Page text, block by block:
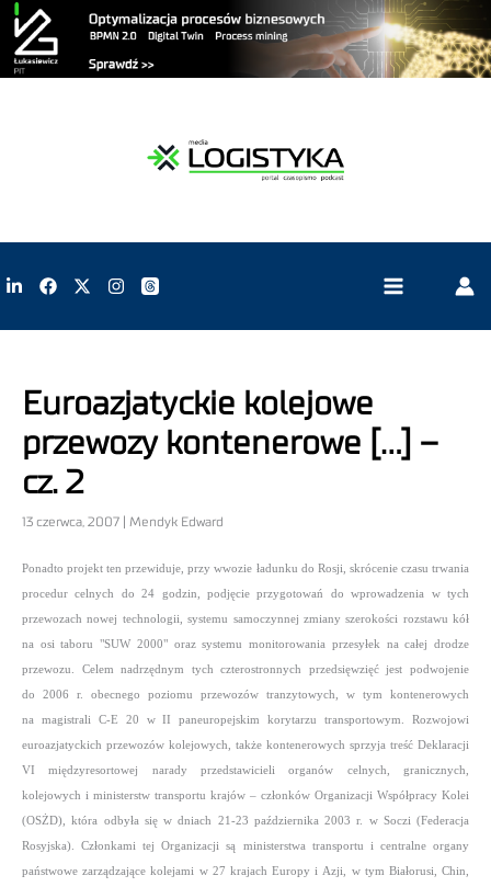
Euroazjatyckie kolejowe
przewozy kontenerowe […] –
cz. 2
13 czerwca, 2007 | Mendyk Edward
Ponadto projekt ten przewiduje, przy wwozie ładunku do Rosji, skrócenie czasu trwania
procedur celnych do 24 godzin, podjęcie przygotowań do wprowadzenia w tych
przewozach nowej technologii, systemu samoczynnej zmiany szerokości rozstawu kół
na osi taboru "SUW 2000" oraz systemu monitorowania przesyłek na całej drodze
przewozu. Celem nadrzędnym tych czterostronnych przedsięwzięć jest podwojenie
do 2006 r. obecnego poziomu przewozów tranzytowych, w tym kontenerowych
na magistrali C-E 20 w II paneuropejskim korytarzu transportowym. Rozwojowi
euroazjatyckich przewozów kolejowych, także kontenerowych sprzyja treść Deklaracji
VI międzyresortowej narady przedstawicieli organów celnych, granicznych,
kolejowych i ministerstw transportu krajów – członków Organizacji Współpracy Kolei
(OSŻD), która odbyła się w dniach 21-23 października 2003 r. w Soczi (Federacja
Rosyjska). Członkami tej Organizacji są ministerstwa transportu i centralne organy
państwowe zarządzające kolejami w 27 krajach Europy i Azji, w tym Białorusi, Chin,